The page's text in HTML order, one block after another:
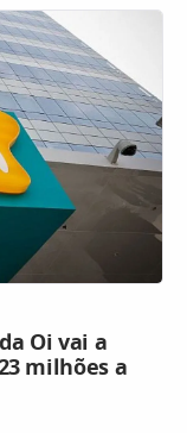
Oi vai a
milhões a